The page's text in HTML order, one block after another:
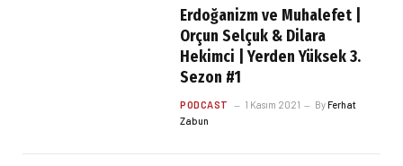
Erdoğanizm ve Muhalefet |
Orçun Selçuk & Dilara
Hekimci | Yerden Yüksek 3.
Sezon #1
PODCAST 1 Kasım 2021 ByFerhat
Zabun